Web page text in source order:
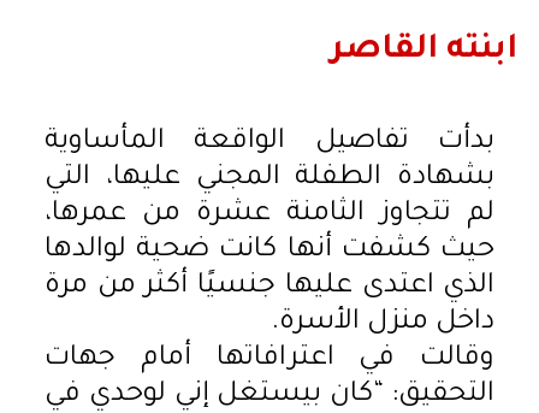
ابنته القاصر
بدأت تفاصيل الواقعة المأساوية
بشهادة الطفلة المجني عليها، التي
لم تتجاوز الثامنة عشرة من عمرها،
حيث كشفت أنها كانت ضحية لوالدها
الذي اعتدى عليها جنسيًا أكثر من مرة
داخل منزل الأسرة.
وقالت في اعترافاتها أمام جهات
التحقيق: “كان بيستغل إني لوحدي في